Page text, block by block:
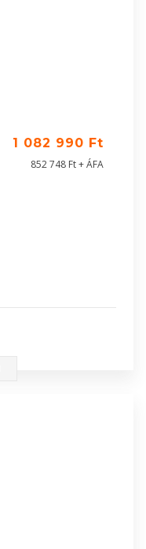
1 082 990 Ft
852 748 Ft + ÁFA